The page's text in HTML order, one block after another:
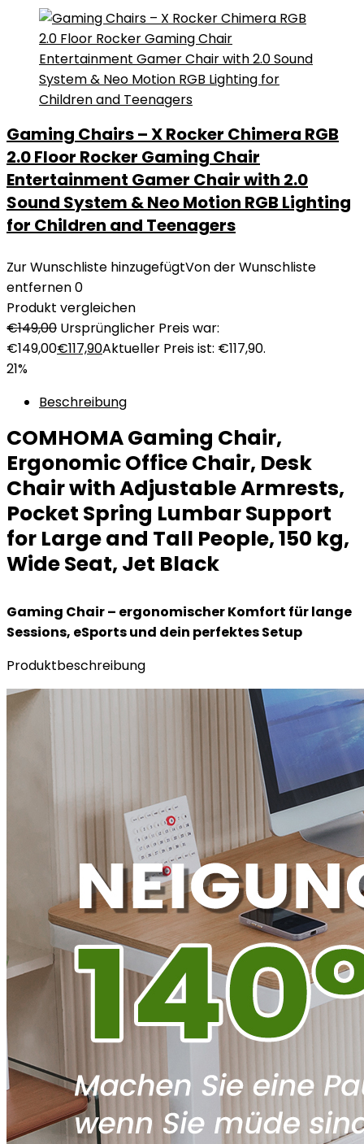
Gaming Chairs – X Rocker Chimera RGB
2.0 Floor Rocker Gaming Chair
Entertainment Gamer Chair with 2.0
Sound System & Neo Motion RGB Lighting
for Children and Teenagers
Zur Wunschliste hinzugefügtVon der Wunschliste
entfernen0
Produkt vergleichen
€149,00 Ursprünglicher Preis war:
€149,00€117,90Aktueller Preis ist: €117,90.
21%
Beschreibung
COMHOMA Gaming Chair,
Ergonomic Office Chair, Desk
Chair with Adjustable Armrests,
Pocket Spring Lumbar Support
for Large and Tall People, 150 kg,
Wide Seat, Jet Black
Gaming Chair – ergonomischer Komfort für lange
Sessions, eSports und dein perfektes Setup
Produktbeschreibung